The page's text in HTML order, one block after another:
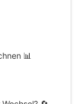
📊